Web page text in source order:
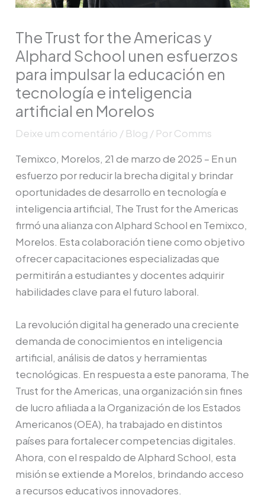
The Trust for the Americas y
Alphard School unen esfuerzos
para impulsar la educación en
tecnología e inteligencia
artificial en Morelos
Deixe um comentário / Blog / PorComms
Temixco, Morelos, 21 de marzo de 2025 – En un
esfuerzo por reducir la brecha digital y brindar
oportunidades de desarrollo en tecnología e
inteligencia artificial, The Trust for the Americas
firmó una alianza con Alphard School en Temixco,
Morelos. Esta colaboración tiene como objetivo
ofrecer capacitaciones especializadas que
permitirán a estudiantes y docentes adquirir
habilidades clave para el futuro laboral.
La revolución digital ha generado una creciente
demanda de conocimientos en inteligencia
artificial, análisis de datos y herramientas
tecnológicas. En respuesta a este panorama, The
Trust for the Americas, una organización sin fines
de lucro afiliada a la Organización de los Estados
Americanos (OEA), ha trabajado en distintos
países para fortalecer competencias digitales.
Ahora, con el respaldo de Alphard School, esta
misión se extiende a Morelos, brindando acceso
a recursos educativos innovadores.